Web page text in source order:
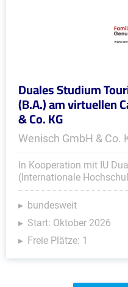
Duales Studium
(B.A.) am virtuellen
& Co. KG
Wenisch GmbH & Co.
In Kooperation mit IU
(Internationale
bundesweit
Start: Oktober 2026
Freie Plätze: 1